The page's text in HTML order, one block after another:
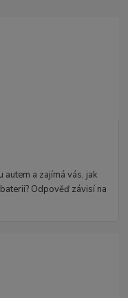
a zajímá vás, jak
Odpověď závisí na